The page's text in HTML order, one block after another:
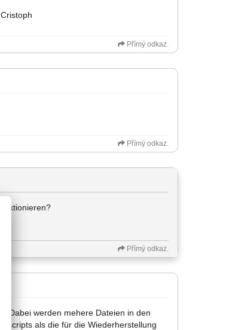
Přímý odkaz.
Přímý odkaz.
Přímý odkaz.
Dabei werden mehere Dateien in den
als die für die Wiederherstellung